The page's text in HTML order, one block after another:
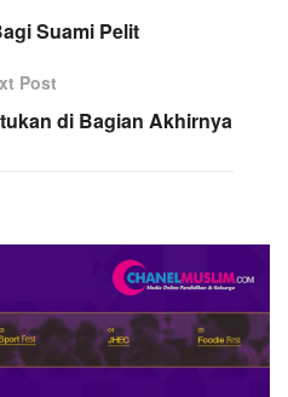
Suami Pelit
Post
di Bagian Akhirnya